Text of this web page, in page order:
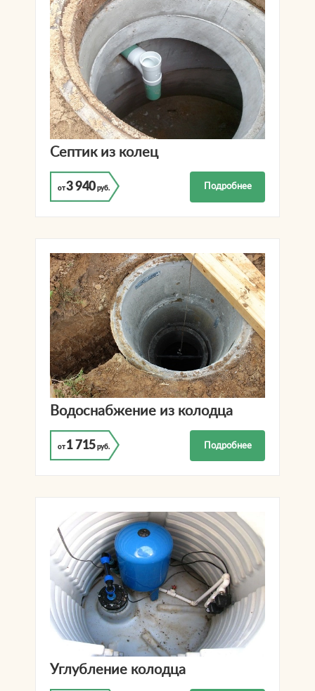
Септик из колец
от3 940 руб. Подробнее
Водоснабжение из колодца
от 1 715 руб. Подробнее
Углубление колодца